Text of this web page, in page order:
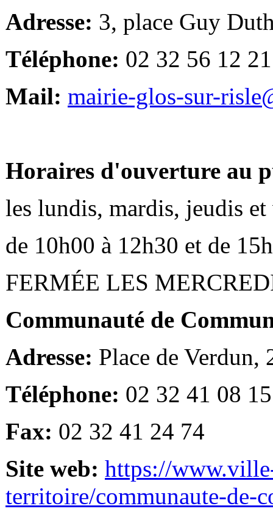
Adresse: 3, place Guy
Téléphone: 02 32 56 12 21
Mail: mairie-glos-sur-
Horaires d'ouverture au
les lundis, mardis, jeudis et
de 10h00 à 12h30 et de
FERMÉE LES
Communauté de
Adresse: Place de Verdun,
Téléphone: 02 32 41 08 15
Fax: 02 32 41 24 74
Site web: https://
territoire/communaute-de-